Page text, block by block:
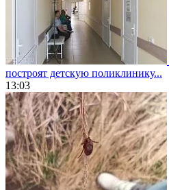
построят детскую поликлинику...
13:03